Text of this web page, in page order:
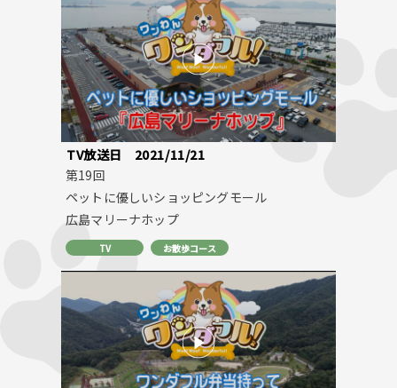
TV放送日
2021/11/21
第19回
ペットに優しいショッピングモール
広島マリーナホップ
TV お散歩コース